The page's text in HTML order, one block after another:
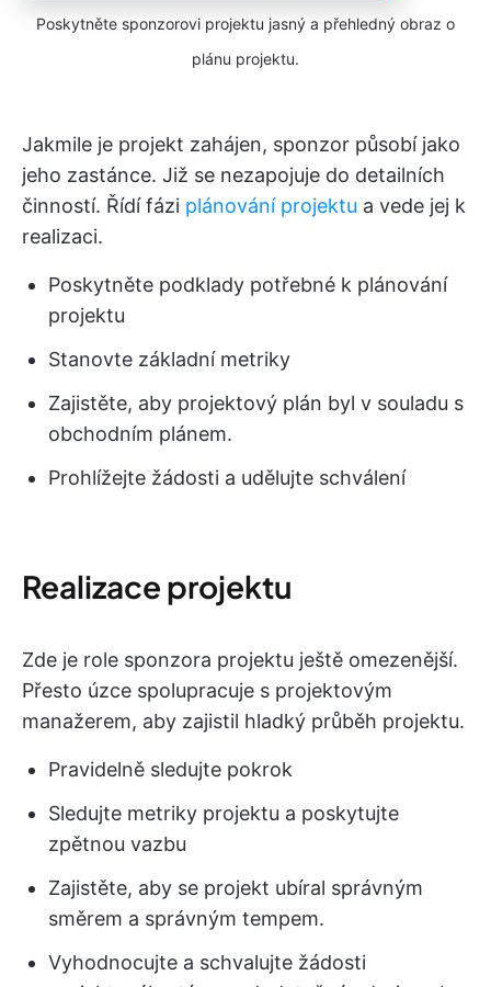
Poskytněte sponzorovi projektu jasný a přehledný obraz o
plánu projektu.
Jakmile je projekt zahájen, sponzor působí jako
jeho zastánce. Již se nezapojuje do detailních
činností. Řídí fázi plánování projektu a vede jej k
realizaci.
Poskytněte podklady potřebné k plánování
projektu
Stanovte základní metriky
Zajistěte, aby projektový plán byl v souladu s
obchodním plánem.
Prohlížejte žádosti a udělujte schválení
Realizace projektu
Zde je role sponzora projektu ještě omezenější.
Přesto úzce spolupracuje s projektovým
manažerem, aby zajistil hladký průběh projektu.
Pravidelně sledujte pokrok
Sledujte metriky projektu a poskytujte
zpětnou vazbu
Zajistěte, aby se projekt ubíral správným
směrem a správným tempem.
Vyhodnocujte a schvalujte žádosti